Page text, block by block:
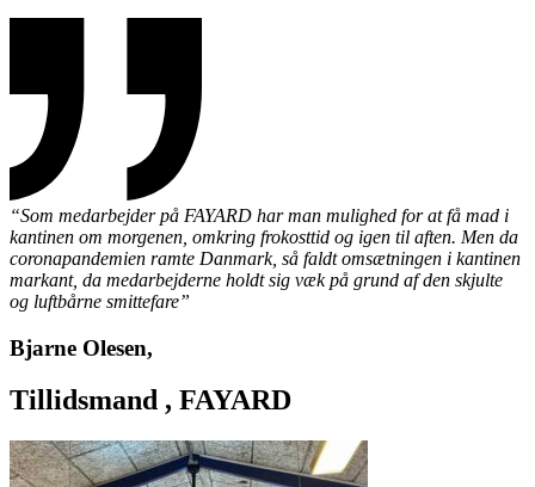
“Som medarbejder på FAYARD har man mulighed for at få mad i
kantinen om morgenen, omkring frokosttid og igen til aften. Men da
coronapandemien ramte Danmark, så faldt omsætningen i kantinen
markant, da medarbejderne holdt sig væk på grund af den skjulte
og luftbårne smittefare”
Bjarne Olesen,
Tillidsmand , FAYARD